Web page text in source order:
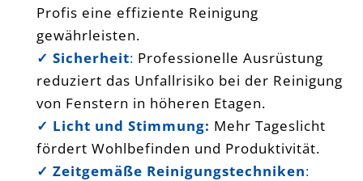
Profis eine effiziente Reinigung
gewährleisten.
✓ Sicherheit: Professionelle Ausrüstung
reduziert das Unfallrisiko bei der Reinigung
von Fenstern in höheren Etagen.
✓ Licht und Stimmung: Mehr Tageslicht
fördert Wohlbefinden und Produktivität.
✓ Zeitgemäße Reinigungstechniken: